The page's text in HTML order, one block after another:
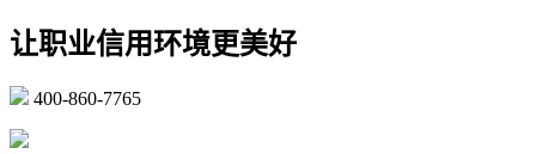
让职业信用环境更美好
400-860-7765